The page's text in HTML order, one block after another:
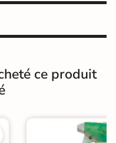
ce produit